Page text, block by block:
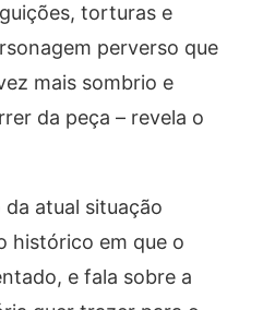
torturas e
perverso que
mais sombrio e
da peça – revela o
atual situação
histórico em que o
e fala sobre a